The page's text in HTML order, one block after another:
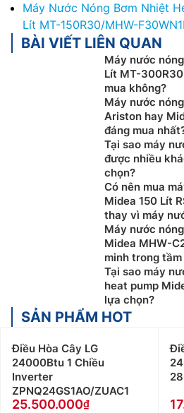
Máy Nước Nóng Bơm Nhiệt
Lít MT-150R30/MHW-
BÀI VIẾT LIÊN QUAN
Máy nước
Lít MT-
mua không?
Máy nước
Ariston hay
đáng mua
Tại sao máy
được nhiều
chọn?
Có nên mua
Midea 150 Lít
thay vì máy
Máy nước
Midea MHW-
minh trong
Tại sao máy
heat pump
lựa chọn?
SẢN PHẨM HOT
Điều Hòa Cây LG
24000Btu 1 Chiều
Inverter
ZPNQ24GS1AO/ZUAC1
25.500.000